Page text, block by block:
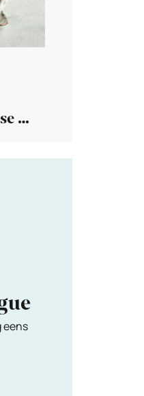
–
eens